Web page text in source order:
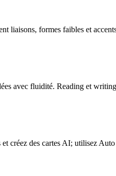
liaisons, formes faibles et
avec fluidité. Reading et
créez des cartes AI; utilisez